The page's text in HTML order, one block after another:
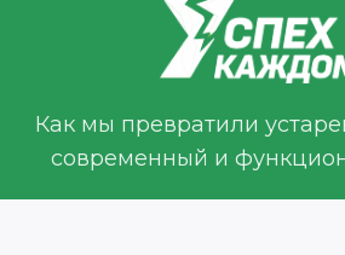
Как мы превратили
современный и